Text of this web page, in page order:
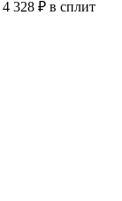
4 328 ₽ в сплит